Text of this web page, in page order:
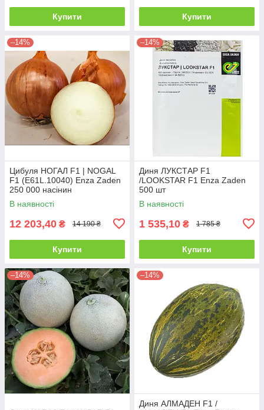
Купити Купити
–14%
Цибуля НОГАЛ F1 | NOGAL
F1 (E61L.10040) Enza Zaden
250 000 насінин
В наявності
12 203,40 ₴ 14 190 ₴
Купити
–14%
Диня ЛУКСТАР F1
/LOOKSTAR F1 Enza Zaden
500 шт
В наявності
1 535,10 ₴ 1 785 ₴
Купити
–14% –14%
Диня АЛМАДЕН F1 /